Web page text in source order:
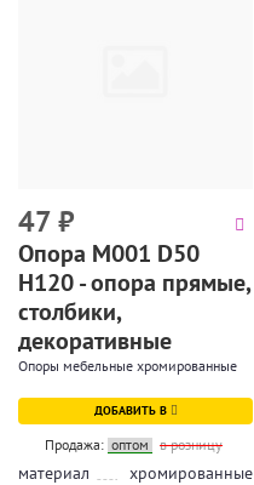
47₽
Опора М001 D50
H120 - опора прямые,
столбики,
декоративные
Опоры мебельные хромированные
ДОБАВИТЬ В
Продажа: оптом в розницу
материал хромированные